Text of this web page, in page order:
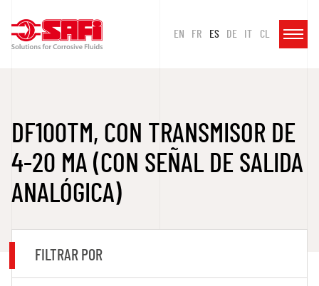
EN FR ES DE IT CL
DF100TM, CON TRANSMISOR DE
4-20 MA (CON SEÑAL DE SALIDA
ANALÓGICA)
FILTRAR POR